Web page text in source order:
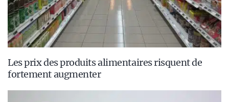
Les prix des produits alimentaires risquent de
fortement augmenter